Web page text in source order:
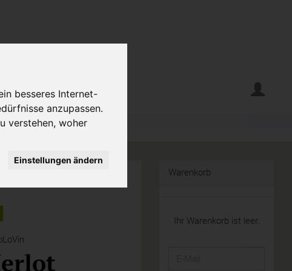
besseres Internet-
anzupassen.
verstehen, woher
Einstellungen ändern
Warenkorb
Ihr Warenkorb ist leer.